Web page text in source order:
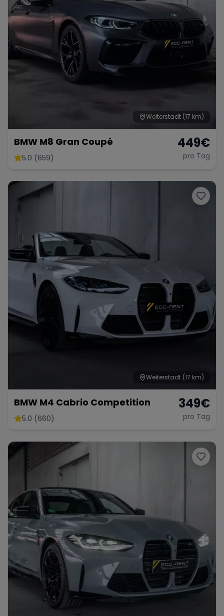
Weiterstadt (17 km)
BMW M8 Gran Coupé
5.0 (659)
449€
pro Tag
Weiterstadt (17 km)
BMW M4 Cabrio Competition
5.0 (660)
349€
pro Tag